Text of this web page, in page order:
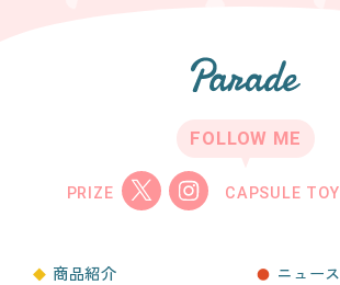
FOLLOW ME
PRIZE CAPSULE TOY
商品紹介 ニュース